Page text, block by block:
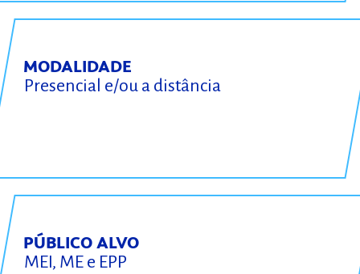
MODALIDADE
Presencial e/ou a distância
PÚBLICO ALVO
MEI, ME e EPP